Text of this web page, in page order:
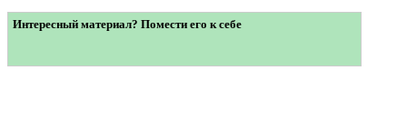
Интересный материал? Помести его к себе